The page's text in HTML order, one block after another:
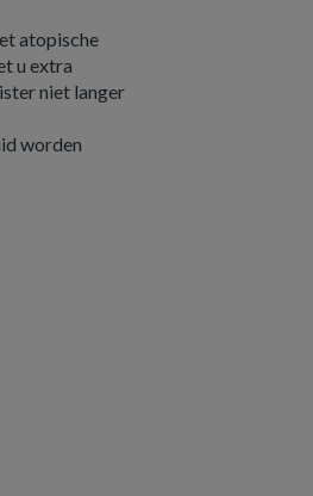
atopische
u extra
niet langer
worden